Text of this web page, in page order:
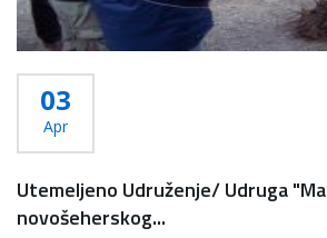
03
Apr
Utemeljeno Udruženje/ Udruga
novošeherskog...